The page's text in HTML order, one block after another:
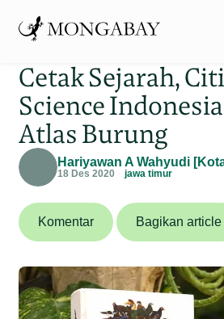
Cetak Sejarah,
Science
Atlas Burung
Hariyawan A Wahyudi
18 Des 2020 jawa timur
Komentar Bagikan article